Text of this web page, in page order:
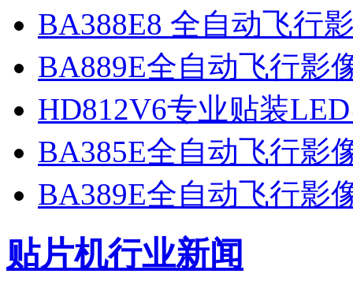
BA388E8 全自动飞行
BA889E全自动飞行影
HD812V6专业贴装
BA385E全自动飞行影
BA389E全自动飞行影
贴片机行业新闻